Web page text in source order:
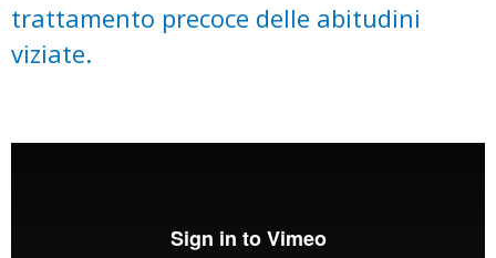
trattamento precoce delle abitudini
viziate.